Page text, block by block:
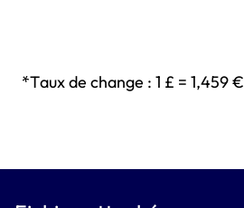
*Taux de change : 1 £ = 1,459 €